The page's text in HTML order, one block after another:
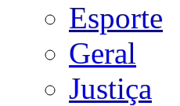
Esporte
Geral
Justiça